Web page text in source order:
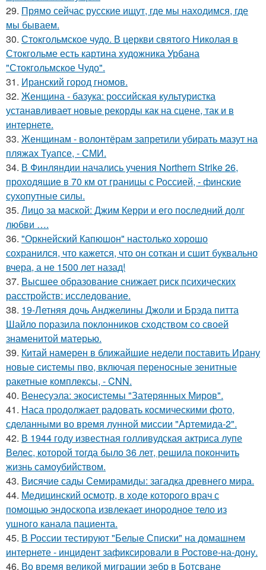
29. Прямо сейчас русские ищут, где мы находимся, где
мы бываем.
30. Стокгольмское чудо. В церкви святого Николая в
Стокгольме есть картина художника Урбана
"Стокгольмское Чудо".
31. Иранский город гномов.
32. Женщина - базука: российская культуристка
устанавливает новые рекорды как на сцене, так и в
интернете.
33. Женщинам - волонтёрам запретили убирать мазут на
пляжах Туапсе, - СМИ.
34. В Финляндии начались учения Northern Strike 26,
проходящие в 70 км от границы с Россией, - финские
сухопутные силы.
35. Лицо за маской: Джим Керри и его последний долг
любви ….
36. "Оркнейский Капюшон" настолько хорошо
сохранился, что кажется, что он соткан и сшит буквально
вчера, а не 1500 лет назад!
37. Высшее образование снижает риск психических
расстройств: исследование.
38. 19-Летняя дочь Анджелины Джоли и Брэда питта
Шайло поразила поклонников сходством со своей
знаменитой матерью.
39. Китай намерен в ближайшие недели поставить Ирану
новые системы пво, включая переносные зенитные
ракетные комплексы, - CNN.
40. Венесуэла: экосистемы "Затерянных Миров".
41. Наса продолжает радовать космическими фото,
сделанными во время лунной миссии "Артемида-2".
42. В 1944 году известная голливудская актриса лупе
Велес, которой тогда было 36 лет, решила покончить
жизнь самоубийством.
43. Висячие сады Семирамиды: загадка древнего мира.
44. Медицинский осмотр, в ходе которого врач с
помощью эндоскопа извлекает инородное тело из
ушного канала пациента.
45. В России тестируют "Белые Списки" на домашнем
интернете - инцидент зафиксировали в Ростове-на-дону.
46. Во время великой миграции зебр в Ботсване